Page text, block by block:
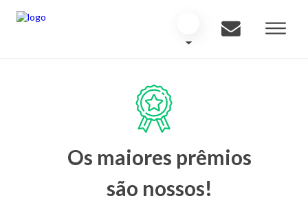
Os maiores prêmios
são nossos!